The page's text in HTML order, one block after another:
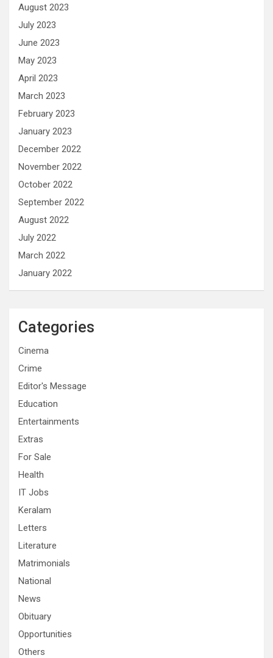
August 2023
July 2023
June 2023
May 2023
April 2023
March 2023
February 2023
January 2023
December 2022
November 2022
October 2022
September 2022
August 2022
July 2022
March 2022
January 2022
Categories
Cinema
Crime
Editor's Message
Education
Entertainments
Extras
For Sale
Health
IT Jobs
Keralam
Letters
Literature
Matrimonials
National
News
Obituary
Opportunities
Others